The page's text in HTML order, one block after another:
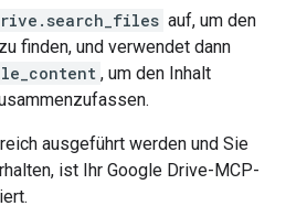
auf, um den
finden, und verwendet dann
, um den Inhalt
ausgeführt werden und Sie
ist Ihr Google Drive-MCP-